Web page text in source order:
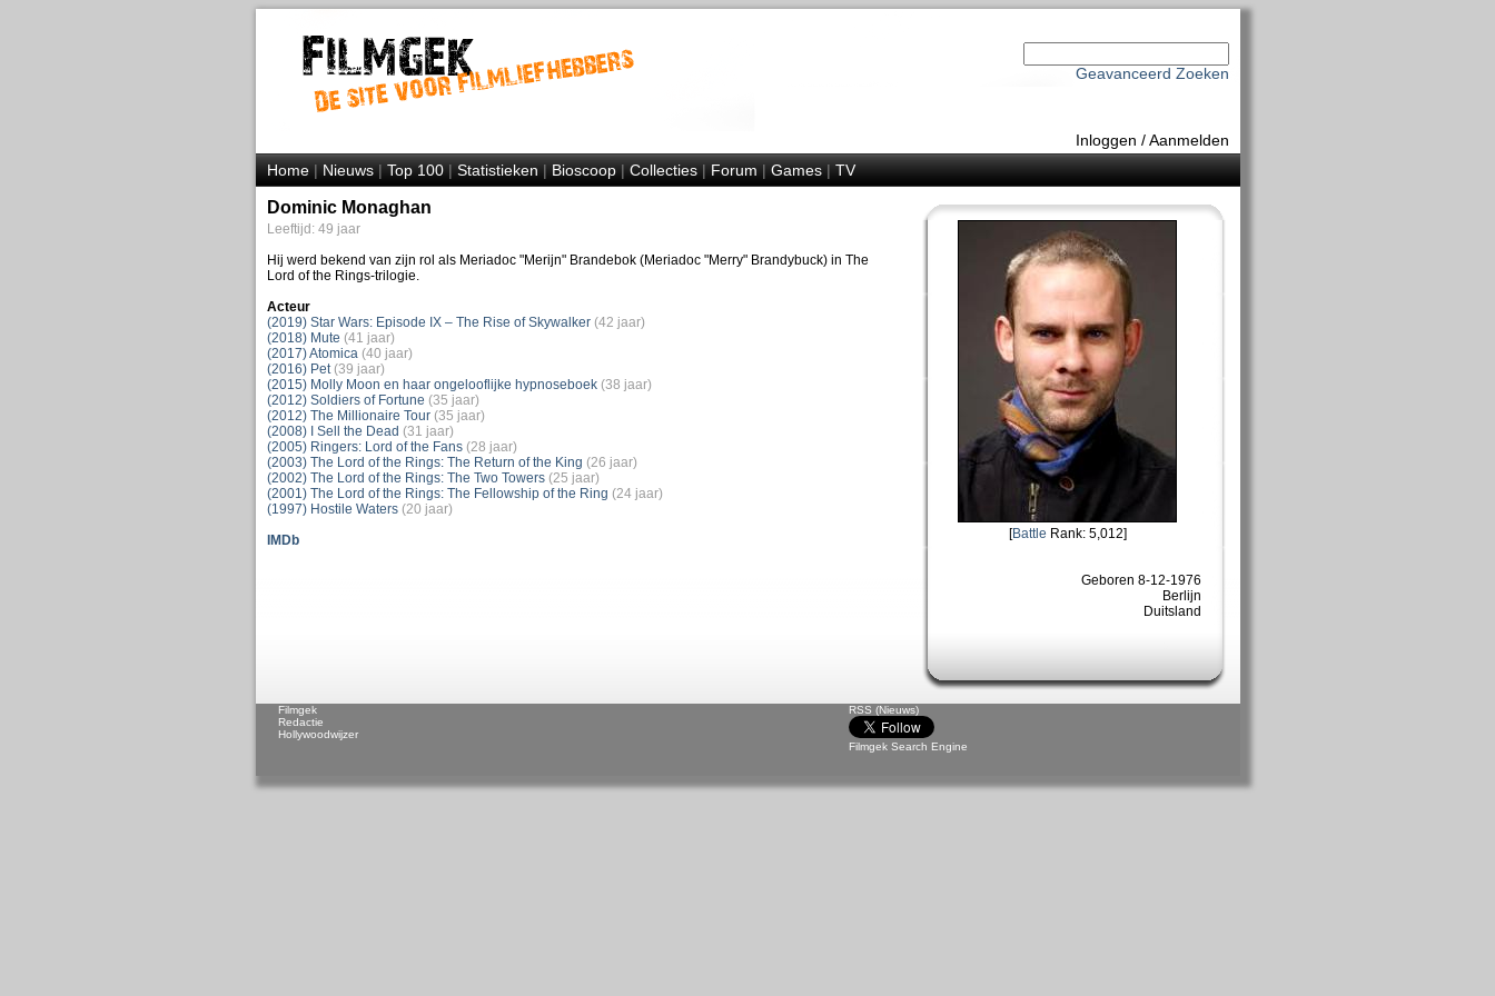
Geavanceerd Zoeken
Inloggen /Aanmelden
Home|Nieuws|Top 100|Statistieken|Bioscoop|Collecties|Forum|Games|TV
[Battle Rank: 5,012]
Geboren 8-12-1976
Berlijn
Duitsland
Dominic Monaghan
Leeftijd: 49 jaar
Hij werd bekend van zijn rol als Meriadoc "Merijn" Brandebok (Meriadoc "Merry" Brandybuck) in The
Lord of the Rings-trilogie.
Acteur
(2019) Star Wars: Episode IX – The Rise of Skywalker (42 jaar)
(2018) Mute (41 jaar)
(2017) Atomica (40 jaar)
(2016) Pet (39 jaar)
(2015) Molly Moon en haar ongelooflijke hypnoseboek (38 jaar)
(2012) Soldiers of Fortune (35 jaar)
(2012) The Millionaire Tour (35 jaar)
(2008) I Sell the Dead (31 jaar)
(2005) Ringers: Lord of the Fans (28 jaar)
(2003) The Lord of the Rings: The Return of the King (26 jaar)
(2002) The Lord of the Rings: The Two Towers (25 jaar)
(2001) The Lord of the Rings: The Fellowship of the Ring (24 jaar)
(1997) Hostile Waters (20 jaar)
IMDb
RSS (Nieuws)
Filmgek Search Engine
Filmgek
Redactie
Hollywoodwijzer